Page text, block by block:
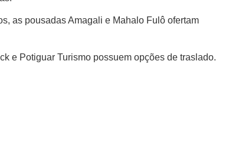
as pousadas Amagali e Mahalo Fulô ofertam
e Potiguar Turismo possuem opções de traslado.